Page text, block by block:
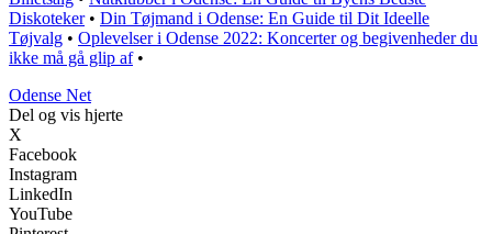
Diskoteker• Din Tøjmand i Odense: En Guide til Dit Ideelle
Tøjvalg • Oplevelser i Odense 2022: Koncerter og begivenheder du
ikke må gå glip af•
Odense Net
Del og vis hjerte
X
Facebook
Instagram
LinkedIn
YouTube